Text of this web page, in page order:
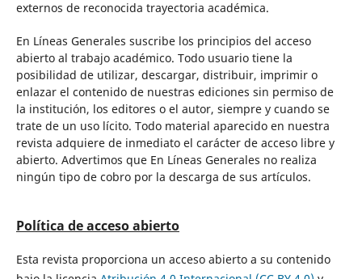
externos de reconocida trayectoria académica.
En Líneas Generales suscribe los principios del acceso
abierto al trabajo académico. Todo usuario tiene la
posibilidad de utilizar, descargar, distribuir, imprimir o
enlazar el contenido de nuestras ediciones sin permiso de
la institución, los editores o el autor, siempre y cuando se
trate de un uso lícito. Todo material aparecido en nuestra
revista adquiere de inmediato el carácter de acceso libre y
abierto. Advertimos que En Líneas Generales no realiza
ningún tipo de cobro por la descarga de sus artículos.
Política de acceso abierto
Esta revista proporciona un acceso abierto a su contenido